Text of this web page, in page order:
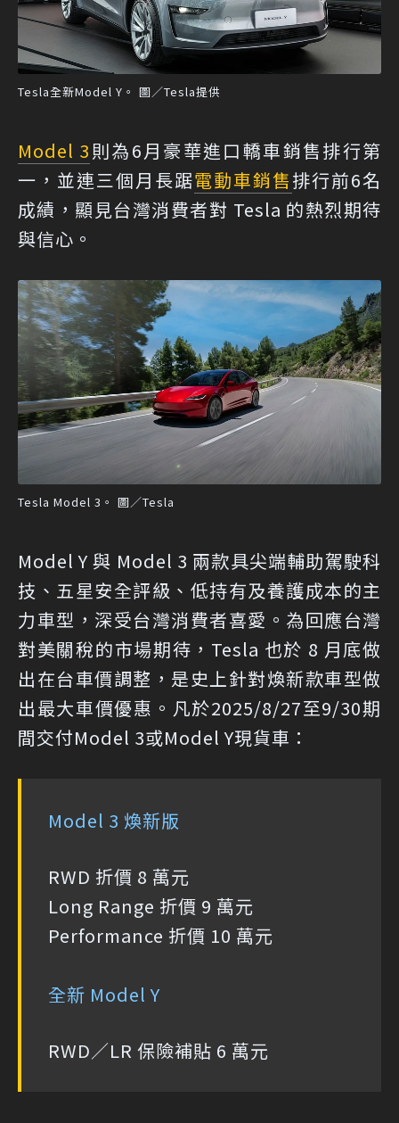
Tesla全新Model Y。 圖／Tesla提供
Model 3 則為6月豪華進口轎車銷售排行第
一，並連三個月長踞電動車銷售排行前6名
成績，顯見台灣消費者對 Tesla 的熱烈期待
與信心。
Tesla Model 3。 圖／Tesla
Model Y 與 Model 3 兩款具尖端輔助駕駛科
技、五星安全評級、低持有及養護成本的主
力車型，深受台灣消費者喜愛。為回應台灣
對美關稅的市場期待，Tesla 也於 8 月底做
出在台車價調整，是史上針對煥新款車型做
出最大車價優惠。凡於2025/8/27至9/30期
間交付Model 3或Model Y現貨車：
Model 3 煥新版
RWD 折價 8 萬元
Long Range 折價 9 萬元
Performance 折價 10 萬元
全新 Model Y
RWD／LR 保險補貼 6 萬元